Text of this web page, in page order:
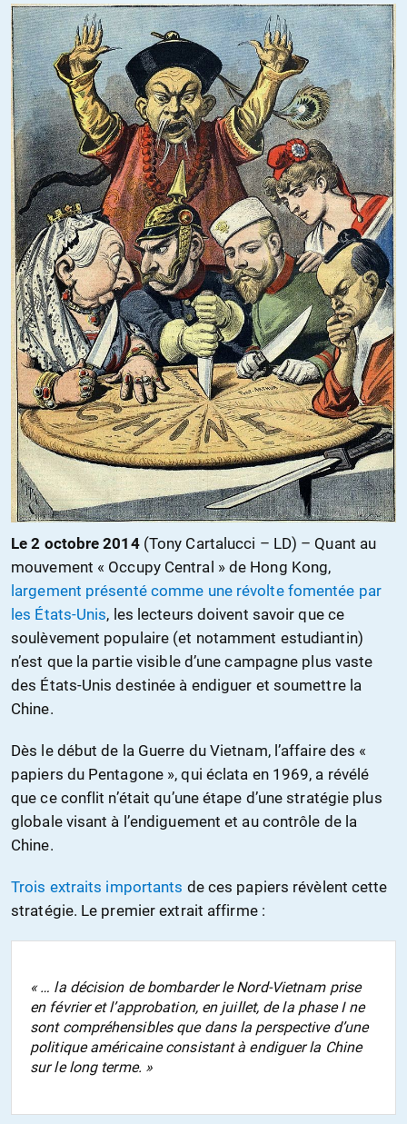
Le 2 octobre 2014(Tony Cartalucci – LD) – Quant au
mouvement « Occupy Central » de Hong Kong,
largement présenté comme une révolte fomentée par
les États-Unis, les lecteurs doivent savoir que ce
soulèvement populaire (et notamment estudiantin)
n’est que la partie visible d’une campagne plus vaste
des États-Unis destinée à endiguer et soumettre la
Chine.
Dès le début de la Guerre du Vietnam, l’affaire des «
papiers du Pentagone », qui éclata en 1969, a révélé
que ce conflit n’était qu’une étape d’une stratégie plus
globale visant à l’endiguement et au contrôle de la
Chine.
Trois extraits importants de ces papiers révèlent cette
stratégie. Le premier extrait affirme :
« … la décision de bombarder le Nord-Vietnam prise
en février et l’approbation, en juillet, de la phase I ne
sont compréhensibles que dans la perspective d’une
politique américaine consistant à endiguer la Chine
sur le long terme. »